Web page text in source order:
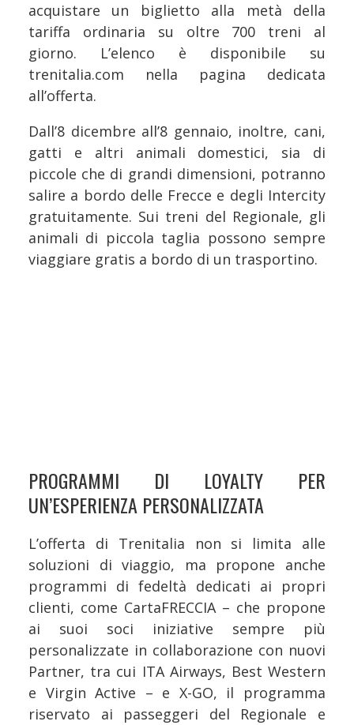
acquistare un biglietto alla metà della
tariffa ordinaria su oltre 700 treni al
giorno. L’elenco è disponibile su
trenitalia.com nella pagina dedicata
all’offerta.
Dall’8 dicembre all’8 gennaio, inoltre, cani,
gatti e altri animali domestici, sia di
piccole che di grandi dimensioni, potranno
salire a bordo delle Frecce e degli Intercity
gratuitamente. Sui treni del Regionale, gli
animali di piccola taglia possono sempre
viaggiare gratis a bordo di un trasportino.
PROGRAMMI DI LOYALTY PER
UN’ESPERIENZA PERSONALIZZATA
L’offerta di Trenitalia non si limita alle
soluzioni di viaggio, ma propone anche
programmi di fedeltà dedicati ai propri
clienti, come CartaFRECCIA – che propone
ai suoi soci iniziative sempre più
personalizzate in collaborazione con nuovi
Partner, tra cui ITA Airways, Best Western
e Virgin Active – e X-GO, il programma
riservato ai passeggeri del Regionale e